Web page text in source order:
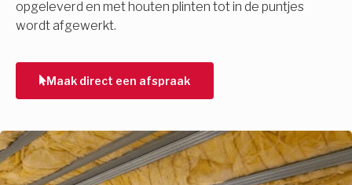
opgeleverd en met houten plinten tot in de puntjes
wordt afgewerkt.
Maak direct een afspraak